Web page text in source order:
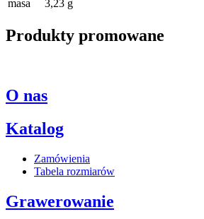
masa
3,23 g
Produkty promowane
O nas
Katalog
Zamówienia
Tabela rozmiarów
Grawerowanie